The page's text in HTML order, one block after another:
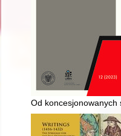
Od koncesjonowanych